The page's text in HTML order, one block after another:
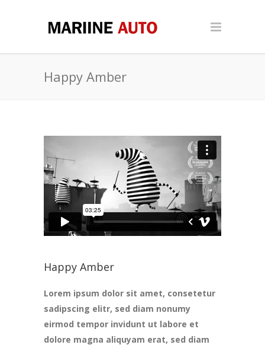
Happy Amber
Happy Amber
Lorem ipsum dolor sit amet, consetetur
sadipscing elitr, sed diam nonumy
eirmod tempor invidunt ut labore et
dolore magna aliquyam erat, sed diam